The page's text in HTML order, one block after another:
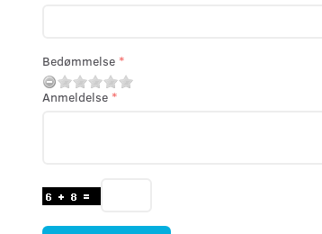
Bedømmelse
Anmeldelse